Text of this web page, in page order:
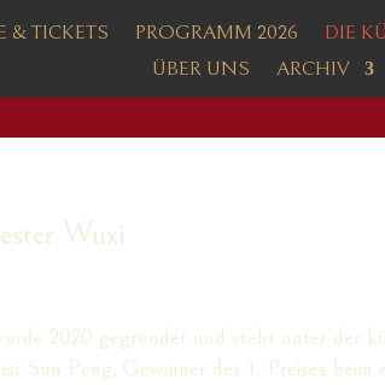
& TICKETS PROGRAMM 2026 DIE
ÜBER UNS
ARCHIV
Wuxi
2020 gegründet und steht unter der
Sun Peng, Gewinner des 1. Preises